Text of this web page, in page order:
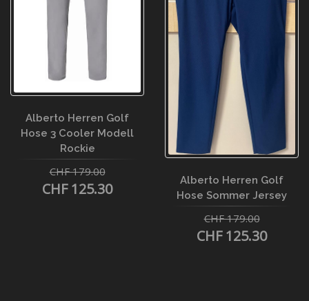
Alberto Herren Golf
Hose 3 Cooler Modell
Rockie
CHF 179.00
CHF 125.30
Alberto Herren Golf
Hose Sommer Jersey
CHF 179.00
CHF 125.30